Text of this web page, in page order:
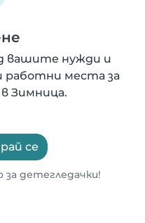
вашите нужди и
работни места за
Зимница.
се
за детегледачки!